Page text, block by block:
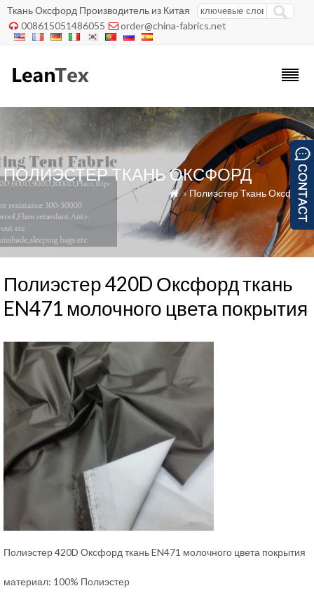
Ткань Оксфорд Производитель из Китая
 008615051486055  order@china-fabrics.net
ПОЛИЭСТЕР ТКАНЬ ОКСФОРД
 » Полиэстер Ткань Оксфорд
Полиэстер 420D Оксфорд ткань
EN471 молочного цвета покрытия
Полиэстер 420D Оксфорд ткань EN471 молочного цвета покрытия
материал: 100% Полиэстер